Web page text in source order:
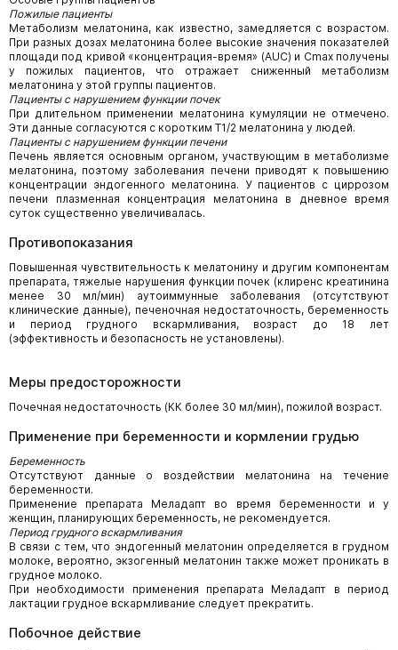
Пожилые пациенты
Метаболизм мелатонина, как известно, замедляется с возрастом.
При разных дозах мелатонина более высокие значения показателей
площади под кривой «концентрация-время» (AUC) и Cmax получены
у пожилых пациентов, что отражает сниженный метаболизм
мелатонина у этой группы пациентов.
Пациенты с нарушением функции почек
При длительном применении мелатонина кумуляции не отмечено.
Эти данные согласуются с коротким Т1/2 мелатонина у людей.
Пациенты с нарушением функции печени
Печень является основным органом, участвующим в метаболизме
мелатонина, поэтому заболевания печени приводят к повышению
концентрации эндогенного мелатонина. У пациентов с циррозом
печени плазменная концентрация мелатонина в дневное время
суток существенно увеличивалась.
Противопоказания
Повышенная чувствительность к мелатонину и другим компонентам
препарата, тяжелые нарушения функции почек (клиренс креатинина
менее 30 мл/мин) аутоиммунные заболевания (отсутствуют
клинические данные), печеночная недостаточность, беременность
и период грудного вскармливания, возраст до 18 лет
(эффективность и безопасность не установлены).
Меры предосторожности
Почечная недостаточность (КК более 30 мл/мин), пожилой возраст.
Применение при беременности и кормлении грудью
Беременность
Отсутствуют данные о воздействии мелатонина на течение
беременности.
Применение препарата Меладапт во время беременности и у
женщин, планирующих беременность, не рекомендуется.
Период грудного вскармливания
В связи с тем, что эндогенный мелатонин определяется в грудном
молоке, вероятно, экзогенный мелатонин также может проникать в
грудное молоко.
При необходимости применения препарата Меладапт в период
лактации грудное вскармливание следует прекратить.
Побочное действие